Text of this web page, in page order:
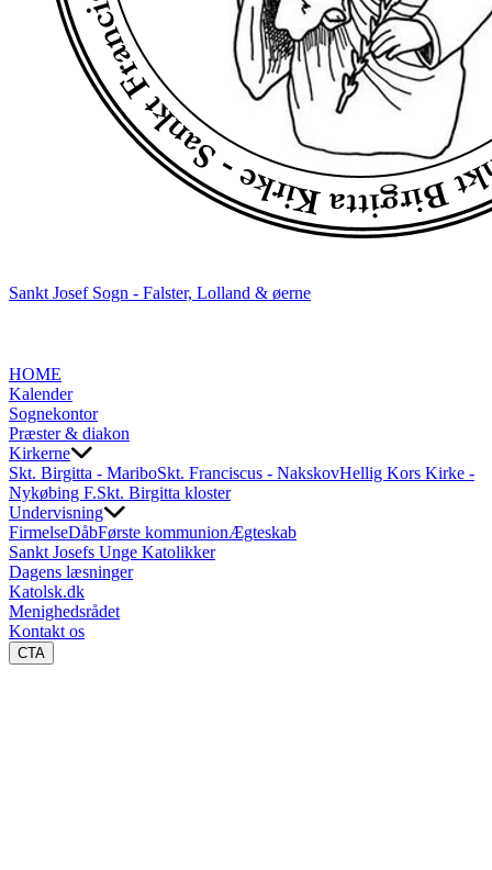
Sankt Josef Sogn - Falster, Lolland & øerne
HOME
Kalender
Sognekontor
Præster & diakon
Kirkerne
Skt. Birgitta - MariboSkt. Franciscus - NakskovHellig Kors Kirke -
Nykøbing F.Skt. Birgitta kloster
Undervisning
FirmelseDåbFørste kommunionÆgteskab
Sankt Josefs Unge Katolikker
Dagens læsninger
Katolsk.dk
Menighedsrådet
Kontakt os
CTA